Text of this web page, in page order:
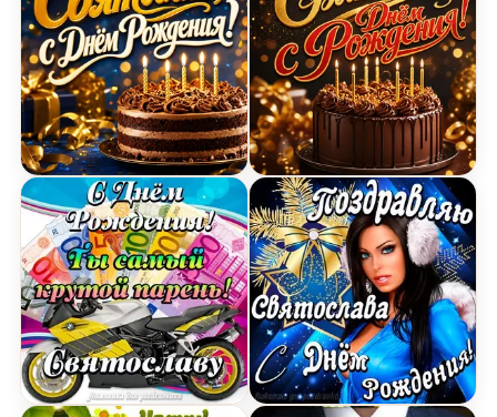
Открытка с Днем Рождения Святославу с
Картинка с Днем Рождения Святославу, ты
Открытка с Днем
Открытка